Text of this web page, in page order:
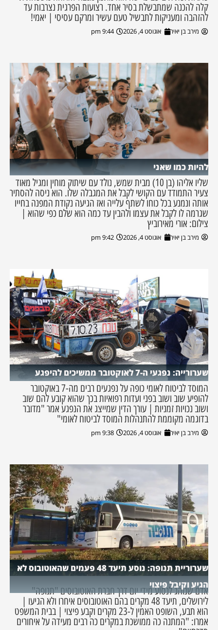
קלה להכנה שמתבשלת בסיר אחד. רצועות הפרגית נצרבות עד
להזהבה ומעניקות לתבשיל טעם עשיר ומרקם עסיסי | יאמי!
מירב בן יאיר אוגוסט 4, 2026 9:44 pm
להיות כמו שאני
שליו אליהו (בן 10) מבית שמש, נולד עם שיתוק מוחין ומגיל מאוד
צעיר התמודד עם הקושי לקבל את המגבלה שלו. הוא ניסה להסתיר
אותה ונמנע בכל כוחו לשתף עלייה ואז הגיעה נקודת המפנה בחייו
שגרמה לו לקבל את עצמו ולהבין עד כמה הוא שלם כפי שהוא |
צילום: אורי מאירוביץ
מירב בן יאיר אוגוסט 4, 2026 9:42 pm
שערורייה: נפגעי ה-7 לאוקטובר ממשיכים להיפגע
המוסד לביטוח לאומי כופה על נפגעים רבים מה-7 באוקטובר
להופיע שוב ושוב בפני ועדות רפואיות בכך שהוא קובע להם שוב
ושוב נכויות זמניות | עורך הדין שמייצג את הנפגע אמר "מדובר
בדוגמה מקוממת להתנהלות המוסד לביטוח לאומי"
מירב בן יאיר אוגוסט 4, 2026 9:38 pm
שערוריית תנופה: נוסע תיעד 48 פעמים שהאוטובוס לא
הגיע וקיבל פיצוי
אדם שנוהג לנסוע מידי יום דרך חברת האוטובוסים "תנופה"
לירושלים, תיעד 48 מקרים בהם האוטובוסים איחרו ולא הגיעו |
הוא תבע, השופט האמין ל-23 מקרים וקבע פיצוי | בבית המשפט
אמרו: "המתנה כה ממושכת במקרים כה רבים מעידה על איחורים